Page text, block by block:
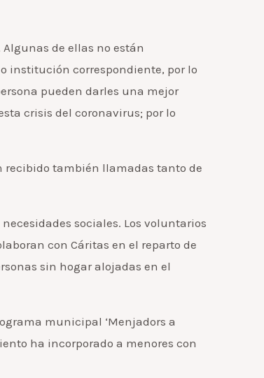
de ellas no están
institución correspondiente, por lo
pueden darles una mejor
crisis del coronavirus; por lo
recibido también llamadas tanto de
sociales. Los voluntarios
con Cáritas en el reparto de
sin hogar alojadas en el
municipal ‘Menjadors a
ha incorporado a menores con